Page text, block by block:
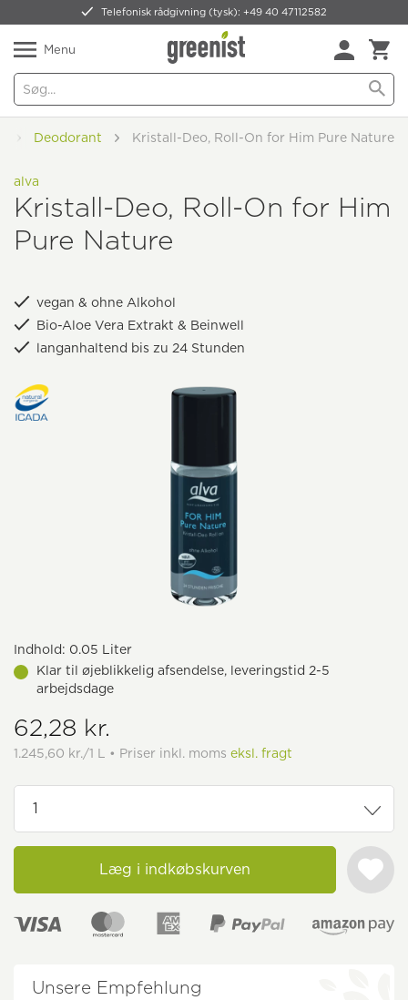
Telefonisk rådgivning (tysk): +49 40 47112582
Menu
Deodorant Kristall-Deo, Roll-On for Him Pure Nature
alva
Kristall-Deo, Roll-On for Him
Pure Nature
vegan & ohne Alkohol
Bio-Aloe Vera Extrakt & Beinwell
langanhaltend bis zu 24 Stunden
Indhold: 0.05 Liter
Klar til øjeblikkelig afsendelse, leveringstid 2-5
arbejdsdage
62,28 kr.
1.245,60 kr./1 L • Priser inkl. moms eksl. fragt
Læg i indkøbskurven
Unsere Empfehlung